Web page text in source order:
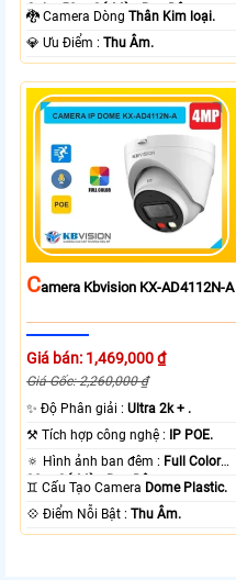
Color 50m Có Màu Ban Ðêm.
🐉️ Camera DòngThân Kim loại.
️💎 Ưu Điểm :Thu Âm.
CAmera Kbvision KX-AD4112N-A
Giá bán: 1,469,000 ₫
Giá Gốc: 2,260,000 ₫
✨ Độ Phân giải :Ultra 2k + .
⚒ Tích hợp công nghệ : IP POE.
🔅 Hình ảnh ban đêm : Full Color
30m Có Màu Ban Ðêm.
♊ Cấu Tạo Camera Dome Plastic.
️💠 Điểm Nỗi Bật :Thu Âm.